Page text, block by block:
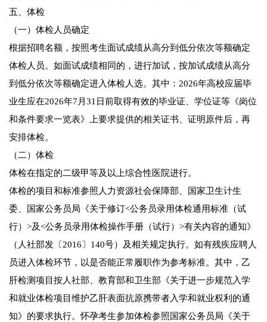
五、体检
（一）体检人员确定
根据招聘名额，按照考生面试成绩从高分到低分依次等额确定
体检人员。如面试成绩相同的，进行加试，按加试成绩从高分
到低分依次等额确定进入体检人选。其中：2026年高校应届毕
业生应在2026年7月31日前取得有效的毕业证、学位证等《岗位
和条件要求一览表》上要求提供的相关证书、证明原件后，再
安排体检。
（二）体检
体检在指定的二级甲等及以上综合性医院进行。
体检的项目和标准参照人力资源社会保障部、国家卫生计生
委、国家公务员局《关于修订<公务员录用体检通用标准（试
行）>及<公务员录用体检操作手册（试行）>有关内容的通知》
（人社部发〔2016〕140号）及相关规定执行。如有残疾应聘人
员进入体检环节，以是否能正常履职作为参考标准。其中，乙
肝检测项目按人社部、教育部和卫生部《关于进一步规范入学
和就业体检项目维护乙肝表面抗原携带者入学和就业权利的通
知》的要求执行。怀孕考生参加体检参照国家公务员局《关于